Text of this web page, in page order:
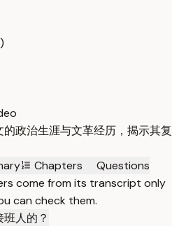
政治生涯与文革经历，揭示其复
Chapters
Questions
come from its transcript only
can check them.
人的？